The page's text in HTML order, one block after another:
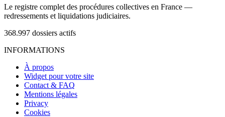
Le registre complet des procédures collectives en France —
redressements et liquidations judiciaires.
368.997 dossiers actifs
INFORMATIONS
À propos
Widget pour votre site
Contact & FAQ
Mentions légales
Privacy
Cookies